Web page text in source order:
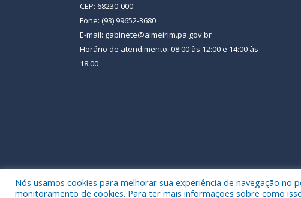
CEP: 68230-000
Fone: (93) 99652-3680
E-mail: gabinete@almeirim.pa.gov.br
Horário de atendimento: 08:00 às 12:00 e 14:00 às
18:00
Todos os direitos reservados a Prefeitura Municipal de
Nós usamos cookies para melhorar sua experiência de navegação
monitoramento de cookies. Para ter mais informações sobre como